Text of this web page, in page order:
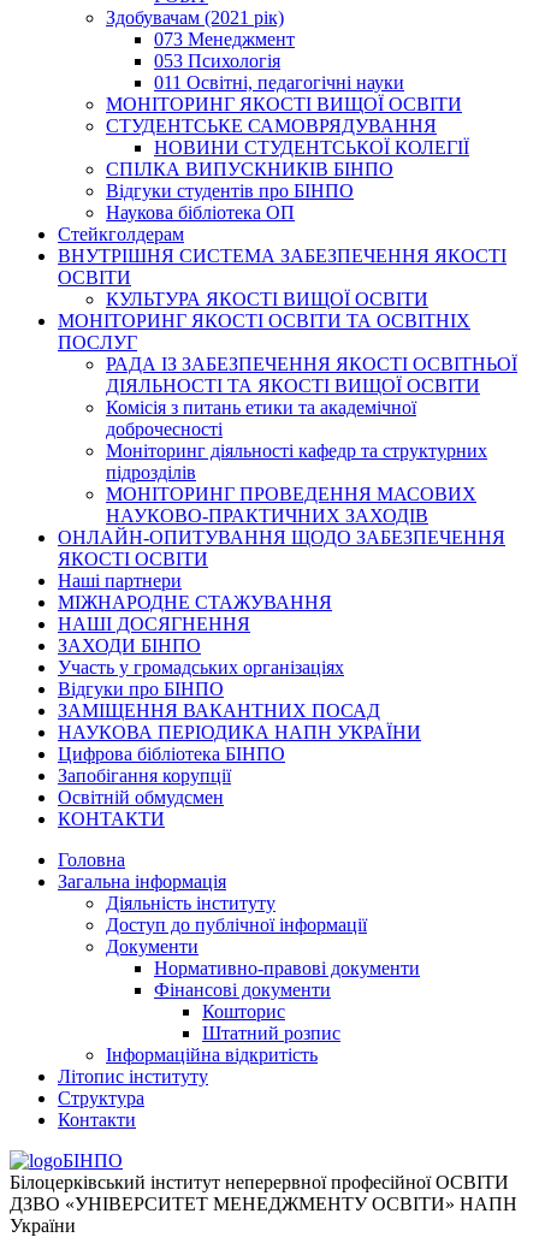
Здобувачам (2021 рік)
073 Менеджмент
053 Психологія
011 Освітні, педагогічні науки
МОНІТОРИНГ ЯКОСТІ ВИЩОЇ ОСВІТИ
СТУДЕНТСЬКЕ САМОВРЯДУВАННЯ
НОВИНИ СТУДЕНТСЬКОЇ КОЛЕГІЇ
СПІЛКА ВИПУСКНИКІВ БІНПО
Відгуки студентів про БІНПО
Наукова бібліотека ОП
Стейкголдерам
ВНУТРІШНЯ СИСТЕМА ЗАБЕЗПЕЧЕННЯ ЯКОСТІ
ОСВІТИ
КУЛЬТУРА ЯКОСТІ ВИЩОЇ ОСВІТИ
МОНІТОРИНГ ЯКОСТІ ОСВІТИ ТА ОСВІТНІХ
ПОСЛУГ
РАДА ІЗ ЗАБЕЗПЕЧЕННЯ ЯКОСТІ ОСВІТНЬОЇ
ДІЯЛЬНОСТІ ТА ЯКОСТІ ВИЩОЇ ОСВІТИ
Комісія з питань етики та академічної
доброчесності
Моніторинг діяльності кафедр та структурних
підрозділів
МОНІТОРИНГ ПРОВЕДЕННЯ МАСОВИХ
НАУКОВО-ПРАКТИЧНИХ ЗАХОДІВ
ОНЛАЙН-ОПИТУВАННЯ ЩОДО ЗАБЕЗПЕЧЕННЯ
ЯКОСТІ ОСВІТИ
Наші партнери
МІЖНАРОДНЕ СТАЖУВАННЯ
НАШІ ДОСЯГНЕННЯ
ЗАХОДИ БІНПО
Участь у громадських організаціях
Відгуки про БІНПО
ЗАМІЩЕННЯ ВАКАНТНИХ ПОСАД
НАУКОВА ПЕРІОДИКА НАПН УКРАЇНИ
Цифрова бібліотека БІНПО
Запобігання корупції
Освітній обмудсмен
КОНТАКТИ
Головна
Загальна інформація
Діяльність інституту
Доступ до публічної інформації
Документи
Нормативно-правові документи
Фінансові документи
Кошторис
Штатний розпис
Інформаційна відкритість
Літопис інституту
Структура
Контакти
БІНПО
Білоцерківський інститут неперервної професійної ОСВІТИ
ДЗВО «УНІВЕРСИТЕТ МЕНЕДЖМЕНТУ ОСВІТИ» НАПН
України